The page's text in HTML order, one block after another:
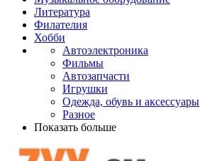
Литература
Филателия
Хобби
Автоэлектроника
Фильмы
Автозапчасти
Игрушки
Одежда, обувь и аксессуары
Разное
Показать больше